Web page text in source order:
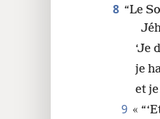
8 “Le
‘Je
je
et
9 «